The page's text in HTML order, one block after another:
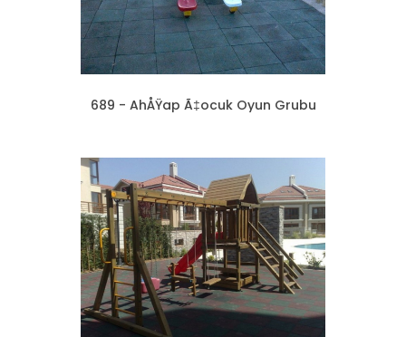
689 - AhÅŸap Ã‡ocuk Oyun Grubu